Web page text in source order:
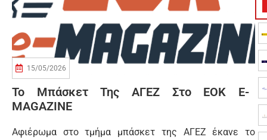
15/05/2026
Το Μπάσκετ Της ΑΓΕΖ Στο EOK E-
MAGAZINE
Αφιέρωμα στο τμήμα μπάσκετ της ΑΓΕΖ έκανε το